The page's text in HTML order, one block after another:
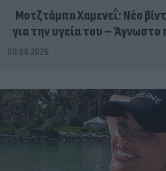
Μοτζτάμπα Χαμενεΐ: Νέο
για την υγεία του –
09.08.2026